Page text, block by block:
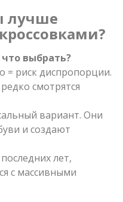
лучше
выбрать?
= риск диспропорции.
смотрятся
вариант. Они
и создают
лет,
с массивными